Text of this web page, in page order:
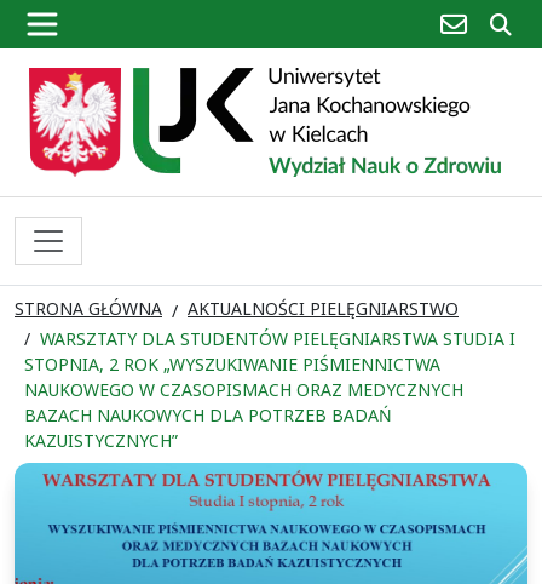
poczta
STRONA GŁÓWNA
AKTUALNOŚCI PIELĘGNIARSTWO
WARSZTATY DLA STUDENTÓW PIELĘGNIARSTWA STUDIA I
STOPNIA, 2 ROK „WYSZUKIWANIE PIŚMIENNICTWA
NAUKOWEGO W CZASOPISMACH ORAZ MEDYCZNYCH
BAZACH NAUKOWYCH DLA POTRZEB BADAŃ
KAZUISTYCZNYCH”